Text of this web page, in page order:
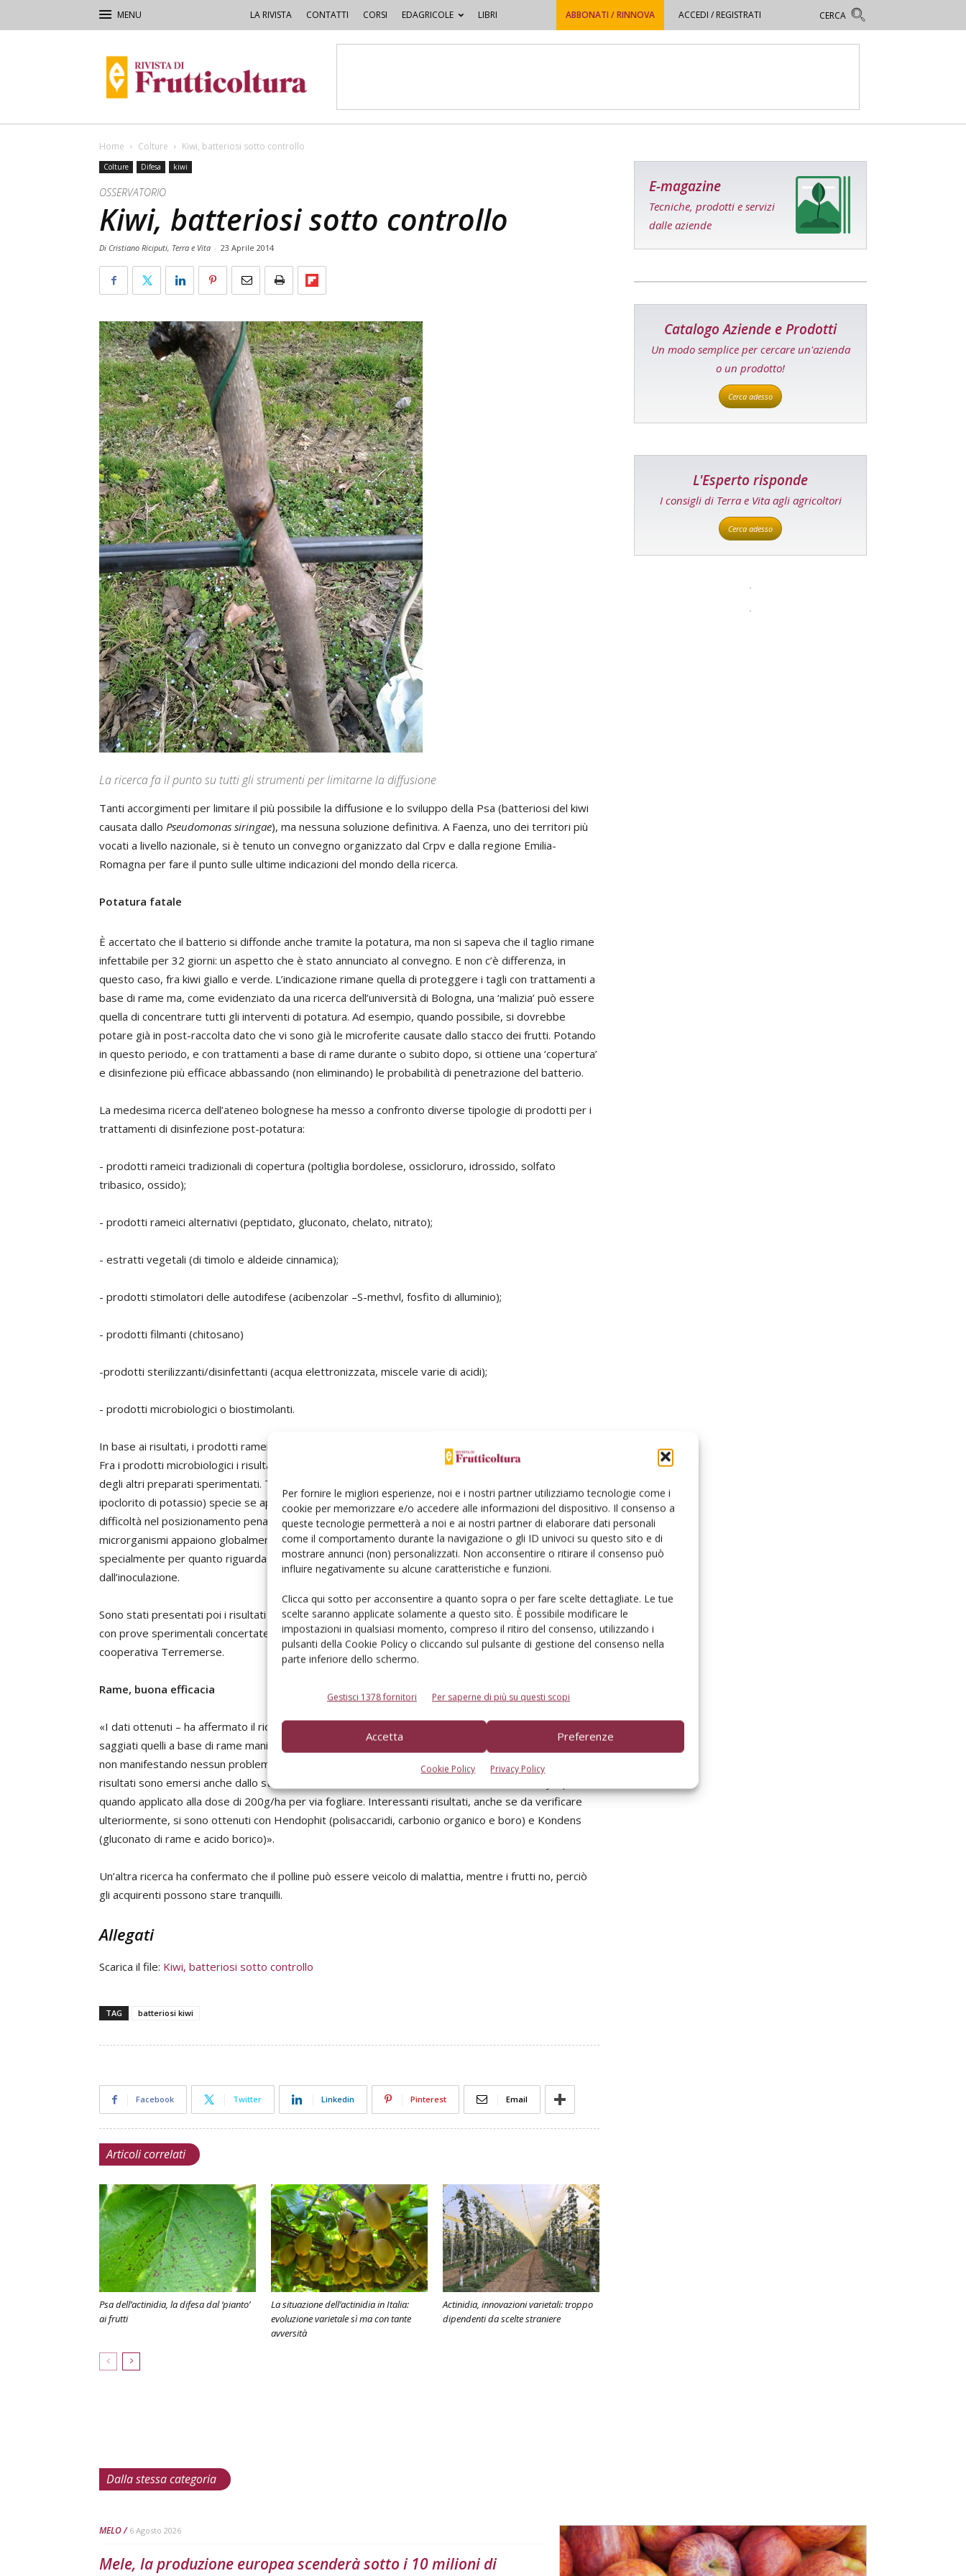
Per fornire le migliori esperienze, noi e i nostri partner utilizziamo tecnologie come i
cookie per memorizzare e/o accedere alle informazioni del dispositivo. Il consenso a
queste tecnologie permetterà a noi e ai nostri partner di elaborare dati personali
come il comportamento durante la navigazione o gli ID univoci su questo sito e di
mostrare annunci (non) personalizzati. Non acconsentire o ritirare il consenso può
influire negativamente su alcune caratteristiche e funzioni.
Clicca qui sotto per acconsentire a quanto sopra o per fare scelte dettagliate. Le tue
scelte saranno applicate solamente a questo sito. È possibile modificare le
impostazioni in qualsiasi momento, compreso il ritiro del consenso, utilizzando i
pulsanti della Cookie Policy o cliccando sul pulsante di gestione del consenso nella
parte inferiore dello schermo.
Gestisci 1378 fornitori Per saperne di più su questi scopi
Accetta Preferenze
Cookie Policy Privacy Policy
LA RIVISTA CONTATTI CORSI EDAGRICOLE LIBRI ABBONATI / RINNOVA ACCEDI / REGISTRATI
di
Frutticoltura
Home Colture Kiwi, batteriosi sotto controllo
Colture Difesa kiwi
OSSERVATORIO
Kiwi, batteriosi sotto controllo
Di Cristiano Riciputi, Terra e Vita - 23 Aprile 2014
La ricerca fa il punto su tutti gli strumenti per limitarne la diffusione
Tanti accorgimenti per limitare il più possibile la diffusione e lo sviluppo della Psa (batteriosi del kiwi
causata dallo Pseudomonas siringae), ma nessuna soluzione definitiva. A Faenza, uno dei territori più
vocati a livello nazionale, si è tenuto un convegno organizzato dal Crpv e dalla regione Emilia-
Romagna per fare il punto sulle ultime indicazioni del mondo della ricerca.
Potatura fatale
È accertato che il batterio si diffonde anche tramite la potatura, ma non si sapeva che il taglio rimane
infettabile per 32 giorni: un aspetto che è stato annunciato al convegno. E non c’è differenza, in
questo caso, fra kiwi giallo e verde. L’indicazione rimane quella di proteggere i tagli con trattamenti a
base di rame ma, come evidenziato da una ricerca dell’università di Bologna, una ‘malizia’ può essere
quella di concentrare tutti gli interventi di potatura. Ad esempio, quando possibile, si dovrebbe
potare già in post-raccolta dato che vi sono già le microferite causate dallo stacco dei frutti. Potando
in questo periodo, e con trattamenti a base di rame durante o subito dopo, si ottiene una ‘copertura’
e disinfezione più efficace abbassando (non eliminando) le probabilità di penetrazione del batterio.
La medesima ricerca dell’ateneo bolognese ha messo a confronto diverse tipologie di prodotti per i
trattamenti di disinfezione post-potatura:
- prodotti rameici tradizionali di copertura (poltiglia bordolese, ossicloruro, idrossido, solfato
tribasico, ossido);
- prodotti rameici alternativi (peptidato, gluconato, chelato, nitrato);
- estratti vegetali (di timolo e aldeide cinnamica);
- prodotti stimolatori delle autodifese (acibenzolar –S-methvl, fosfito di alluminio);
- prodotti filmanti (chitosano)
-prodotti sterilizzanti/disinfettanti (acqua elettronizzata, miscele varie di acidi);
- prodotti microbiologici o biostimolanti.
In base ai risultati, i prodotti rameici tradizionali e alternativi hanno espresso un buon grado d’azione.
Fra i prodotti microbiologici i risultati ottenuti sono stati altalenanti e molto variabile è anche l’efficacia
degli altri preparati sperimentati. Tra i disinfettanti si è distinto l’attività diretta di ‘Verdeviva’ (base di
ipoclorito di potassio) specie se applicato dopo l’infezione: nell’uso in campo potrebbe presentare
difficoltà nel posizionamento penalizzato dalla sua bassa persistenza. I prodotti a base di
microrganismi appaiono globalmente efficaci, ma necessitano di ulteriori approfondimenti
specialmente per quanto riguarda il posizionamento che migliora a maggiore distanza
dall’inoculazione.
Sono stati presentati poi i risultati di diverse esperienze condotte nella difesa dal cancro batterico
con prove sperimentali concertate fra Astra, Servizio fitosanitario regionale, Cap di Ravenna e
cooperativa Terremerse.
Rame, buona efficacia
«I dati ottenuti – ha affermato il ricercatore
– confermano come tra i prodotti
saggiati quelli a base di rame manifestino una buona efficacia, superiore a quella degli altri preparati
non manifestando nessun problema di fitotossicità né influenze negative sulla produzione. Buoni
risultati sono emersi anche dallo stimolatore delle autodifese Bion, cioè acibenzolar–S-metyl specie
quando applicato alla dose di 200g/ha per via fogliare. Interessanti risultati, anche se da verificare
ulteriormente, si sono ottenuti con Hendophit (polisaccaridi, carbonio organico e boro) e Kondens
(gluconato di rame e acido borico)».
Un’altra ricerca ha confermato che il polline può essere veicolo di malattia, mentre i frutti no, perciò
gli acquirenti possono stare tranquilli.
Allegati
Scarica il file: Kiwi, batteriosi sotto controllo
TAG batteriosi kiwi
Facebook Twitter Linkedin Pinterest Email
Articoli correlati
Psa dell’actinidia, la difesa dal ‘pianto’
ai frutti
La situazione dell’actinidia in Italia:
evoluzione varietale sì ma con tante
avversità
Actinidia, innovazioni varietali: troppo
dipendenti da scelte straniere
E-magazine
Tecniche, prodotti e servizi
dalle aziende
Catalogo Aziende e Prodotti
Un modo semplice per cercare un'azienda
o un prodotto!
Cerca adesso
L'Esperto risponde
I consigli di Terra e Vita agli agricoltori
Cerca adesso
Dalla stessa categoria
MELO 6 Agosto 2026
Mele, la produzione europea scenderà sotto i 10 milioni di